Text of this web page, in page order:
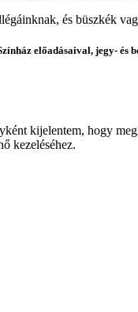
és büszkék
előadásaival, jegy- és
kijelentem, hogy
kezeléséhez.